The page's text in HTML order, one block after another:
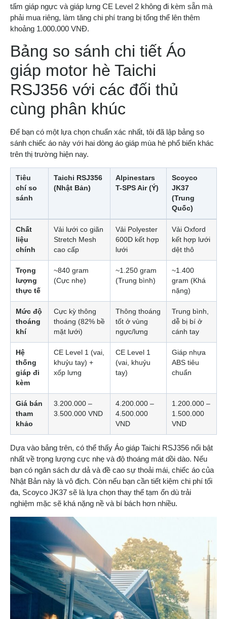
tấm giáp ngực và giáp lưng CE Level 2 không đi kèm sẵn mà
phải mua riêng, làm tăng chi phí trang bị tổng thể lên thêm
khoảng 1.000.000 VNĐ.
Bảng so sánh chi tiết Áo
giáp motor hè Taichi
RSJ356 với các đối thủ
cùng phân khúc
Để bạn có một lựa chọn chuẩn xác nhất, tôi đã lập bảng so
sánh chiếc áo này với hai dòng áo giáp mùa hè phổ biến khác
trên thị trường hiện nay.
Tiêu
chí so
sánh
Taichi RSJ356
(Nhật Bản)
Alpinestars
T-SPS Air (Ý)
Scoyco
JK37
(Trung
Quốc)
Chất
liệu
chính
Vải lưới co giãn
Stretch Mesh
cao cấp
Vải Polyester
600D kết hợp
lưới
Vải Oxford
kết hợp lưới
dệt thô
Trọng
lượng
thực tế
~840 gram
(Cực nhẹ)
~1.250 gram
(Trung bình)
~1.400
gram (Khá
nặng)
Mức độ
thoáng
khí
Cực kỳ thông
thoáng (82% bề
mặt lưới)
Thông thoáng
tốt ở vùng
ngực/lưng
Trung bình,
dễ bị bí ở
cánh tay
Hệ
thống
giáp đi
kèm
CE Level 1 (vai,
khuỷu tay) +
xốp lưng
CE Level 1
(vai, khuỷu
tay)
Giáp nhựa
ABS tiêu
chuẩn
Giá bán
tham
khảo
3.200.000 –
3.500.000 VND
4.200.000 –
4.500.000
VND
1.200.000 –
1.500.000
VND
Dựa vào bảng trên, có thể thấy Áo giáp Taichi RSJ356 nổi bật
nhất về trọng lượng cực nhẹ và độ thoáng mát dồi dào. Nếu
bạn có ngân sách dư dả và đề cao sự thoải mái, chiếc áo của
Nhật Bản này là vô địch. Còn nếu bạn cần tiết kiệm chi phí tối
đa, Scoyco JK37 sẽ là lựa chọn thay thế tạm ổn dù trải
nghiệm mặc sẽ khá nặng nề và bí bách hơn nhiều.